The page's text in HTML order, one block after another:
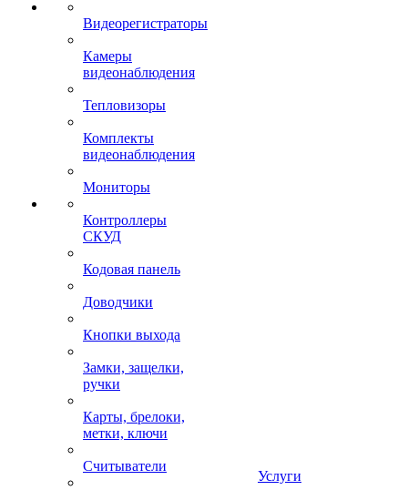
Видеорегистраторы
Камеры
видеонаблюдения
Тепловизоры
Комплекты
видеонаблюдения
Мониторы
Контроллеры
СКУД
Кодовая панель
Доводчики
Кнопки выхода
Замки, защелки,
ручки
Карты, брелоки,
метки, ключи
Считыватели
Услуги